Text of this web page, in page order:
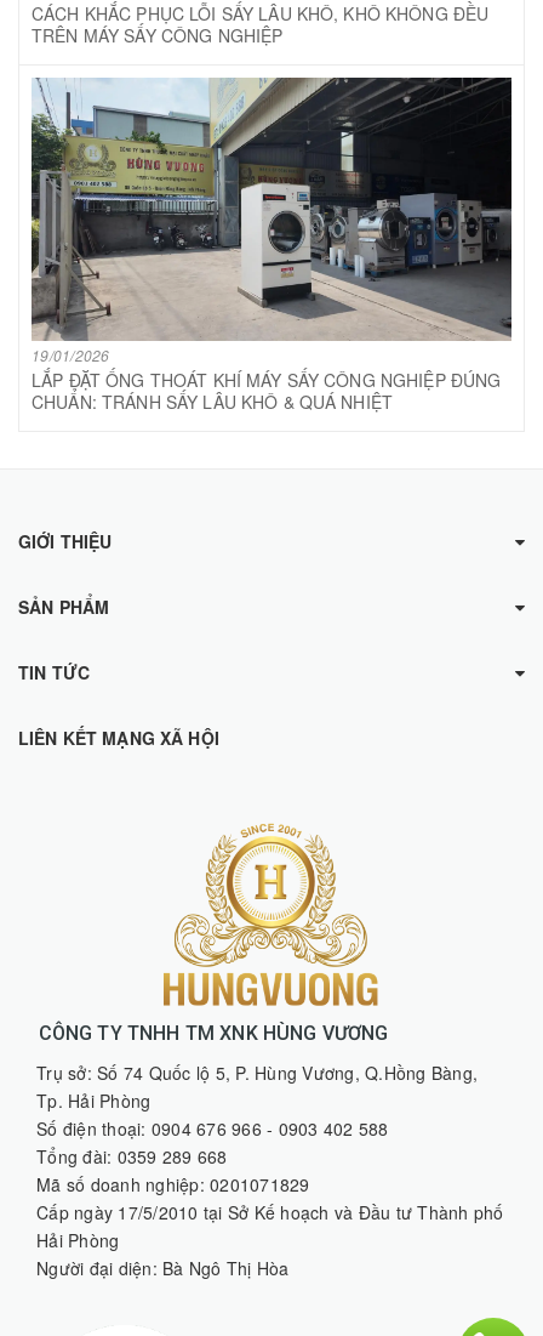
CÁCH KHẮC PHỤC LỖI SẤY LÂU KHÔ, KHÔ KHÔNG ĐỀU
TRÊN MÁY SẤY CÔNG NGHIỆP
19/01/2026
LẮP ĐẶT ỐNG THOÁT KHÍ MÁY SẤY CÔNG NGHIỆP ĐÚNG
CHUẨN: TRÁNH SẤY LÂU KHÔ & QUÁ NHIỆT
GIỚI THIỆU
SẢN PHẨM
TIN TỨC
LIÊN KẾT MẠNG XÃ HỘI
CÔNG TY TNHH TM XNK HÙNG VƯƠNG
Trụ sở: Số 74 Quốc lộ 5, P. Hùng Vương, Q.Hồng Bàng,
Tp. Hải Phòng
Số điện thoại: 0904 676 966 - 0903 402 588
Tổng đài: 0359 289 668
Mã số doanh nghiệp: 0201071829
Cấp ngày 17/5/2010 tại Sở Kế hoạch và Đầu tư Thành phố
Hải Phòng
Người đại diện: Bà Ngô Thị Hòa